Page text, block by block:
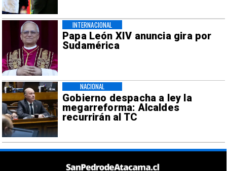
Papa León XIV anuncia gira por
Sudamérica
INTERNACIONAL
Gobierno despacha a ley la
megarreforma: Alcaldes
recurrirán al TC
NACIONAL